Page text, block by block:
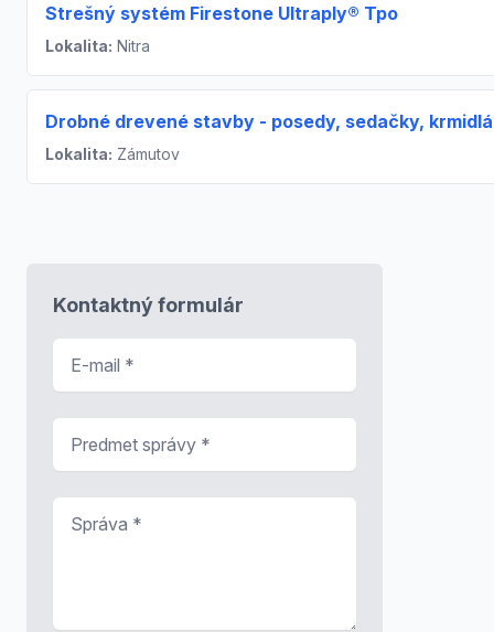
Strešný systém Firestone Ultraply® Tpo
Lokalita: Nitra
Drobné drevené stavby - posedy, sedačky, krmidlá
Lokalita: Zámutov
Kontaktný formulár